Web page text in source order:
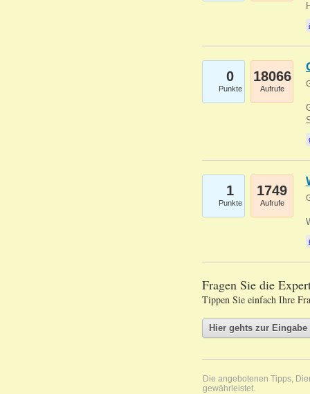
0
Punkte
18066
Aufrufe
1
Punkte
1749
Aufrufe
Fragen Sie die
Tippen Sie einfach Ihre
Die angebotenen Tipps,
gewährleistet.